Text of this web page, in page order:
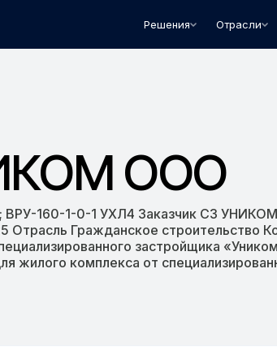
Решения Отрасли
ООО
ВРУ-160-1-0-1 УХЛ4 Заказчик СЗ
Отрасль Гражданское строительство
застройщика
жилого комплекса от